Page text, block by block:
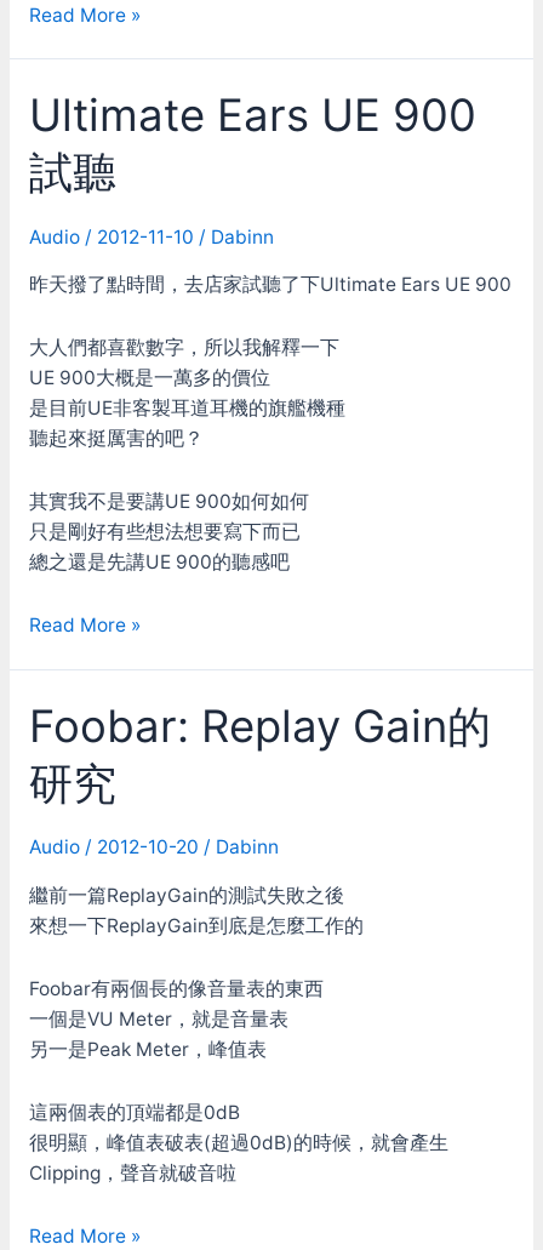
O2
與
ODAC
Read More »
Ultimate Ears UE 900
試聽
Audio/ 2012-11-10 / Dabinn
昨天撥了點時間，去店家試聽了下Ultimate Ears UE 900
大人們都喜歡數字，所以我解釋一下
UE 900大概是一萬多的價位
是目前UE非客製耳道耳機的旗艦機種
聽起來挺厲害的吧？
其實我不是要講UE 900如何如何
只是剛好有些想法想要寫下而已
總之還是先講UE 900的聽感吧
Ultimate
900
試
聽
Read More »
Foobar: Replay Gain的
研究
Audio/ 2012-10-20 / Dabinn
繼前一篇ReplayGain的測試失敗之後
來想一下ReplayGain到底是怎麼工作的
Foobar有兩個長的像音量表的東西
一個是VU Meter，就是音量表
另一是Peak Meter，峰值表
這兩個表的頂端都是0dB
很明顯，峰值表破表(超過0dB)的時候，就會產生
Clipping，聲音就破音啦
Foobar:
Read More »